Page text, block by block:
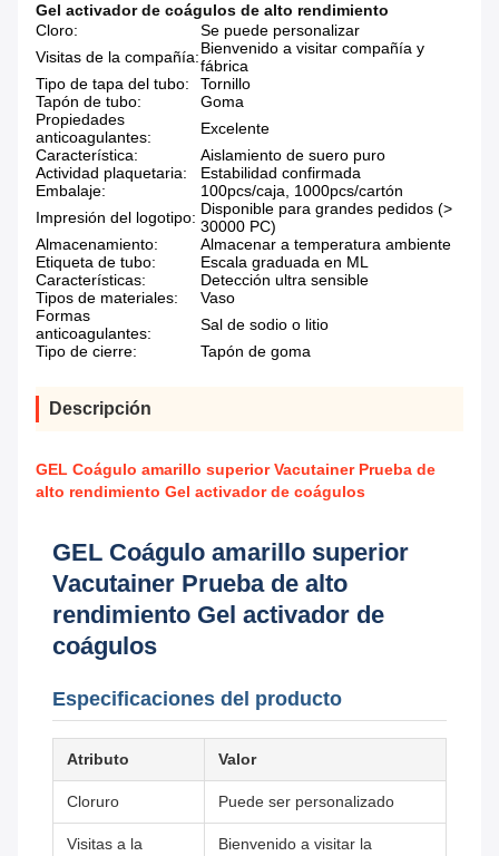
Gel activador de coágulos de alto rendimiento
Cloro:
Se puede personalizar
Visitas de la compañía:Bienvenido a visitar compañía y
fábrica
Tipo de tapa del tubo:
Tornillo
Tapón de tubo:
Goma
Propiedades
anticoagulantes:
Excelente
Característica:
Aislamiento de suero puro
Actividad plaquetaria:
Estabilidad confirmada
Embalaje:
100pcs/caja, 1000pcs/cartón
Impresión del logotipo: Disponible para grandes pedidos (>
30000 PC)
Almacenamiento:
Almacenar a temperatura ambiente
Etiqueta de tubo:
Escala graduada en ML
Características:
Detección ultra sensible
Tipos de materiales:
Vaso
Formas
anticoagulantes:
Sal de sodio o litio
Tipo de cierre:
Tapón de goma
Descripción
GEL Coágulo amarillo superior Vacutainer Prueba de
alto rendimiento Gel activador de coágulos
GEL Coágulo amarillo superior
Vacutainer Prueba de alto
rendimiento Gel activador de
coágulos
Especificaciones del producto
Atributo Valor
Cloruro Puede ser personalizado
Visitas a la
Bienvenido a visitar la